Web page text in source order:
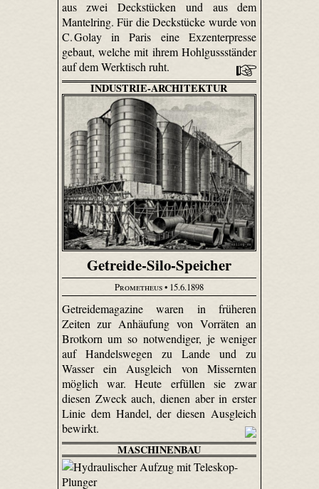
aus zwei Deckstücken und aus dem
Mantelring. Für die Deckstücke wurde von
C. Golay in Paris eine Exzenterpresse
gebaut, welche mit ihrem Hohlgussständer
auf dem Werktisch ruht.
INDUSTRIE-ARCHITEKTUR
Getreide-Silo-Speicher
Prometheus• 15.6.1898
Getreidemagazine waren in früheren
Zeiten zur Anhäufung von Vorräten an
Brotkorn um so notwendiger, je weniger
auf Handelswegen zu Lande und zu
Wasser ein Ausgleich von Missernten
möglich war. Heute erfüllen sie zwar
diesen Zweck auch, dienen aber in erster
Linie dem Handel, der diesen Ausgleich
bewirkt.
MASCHINENBAU